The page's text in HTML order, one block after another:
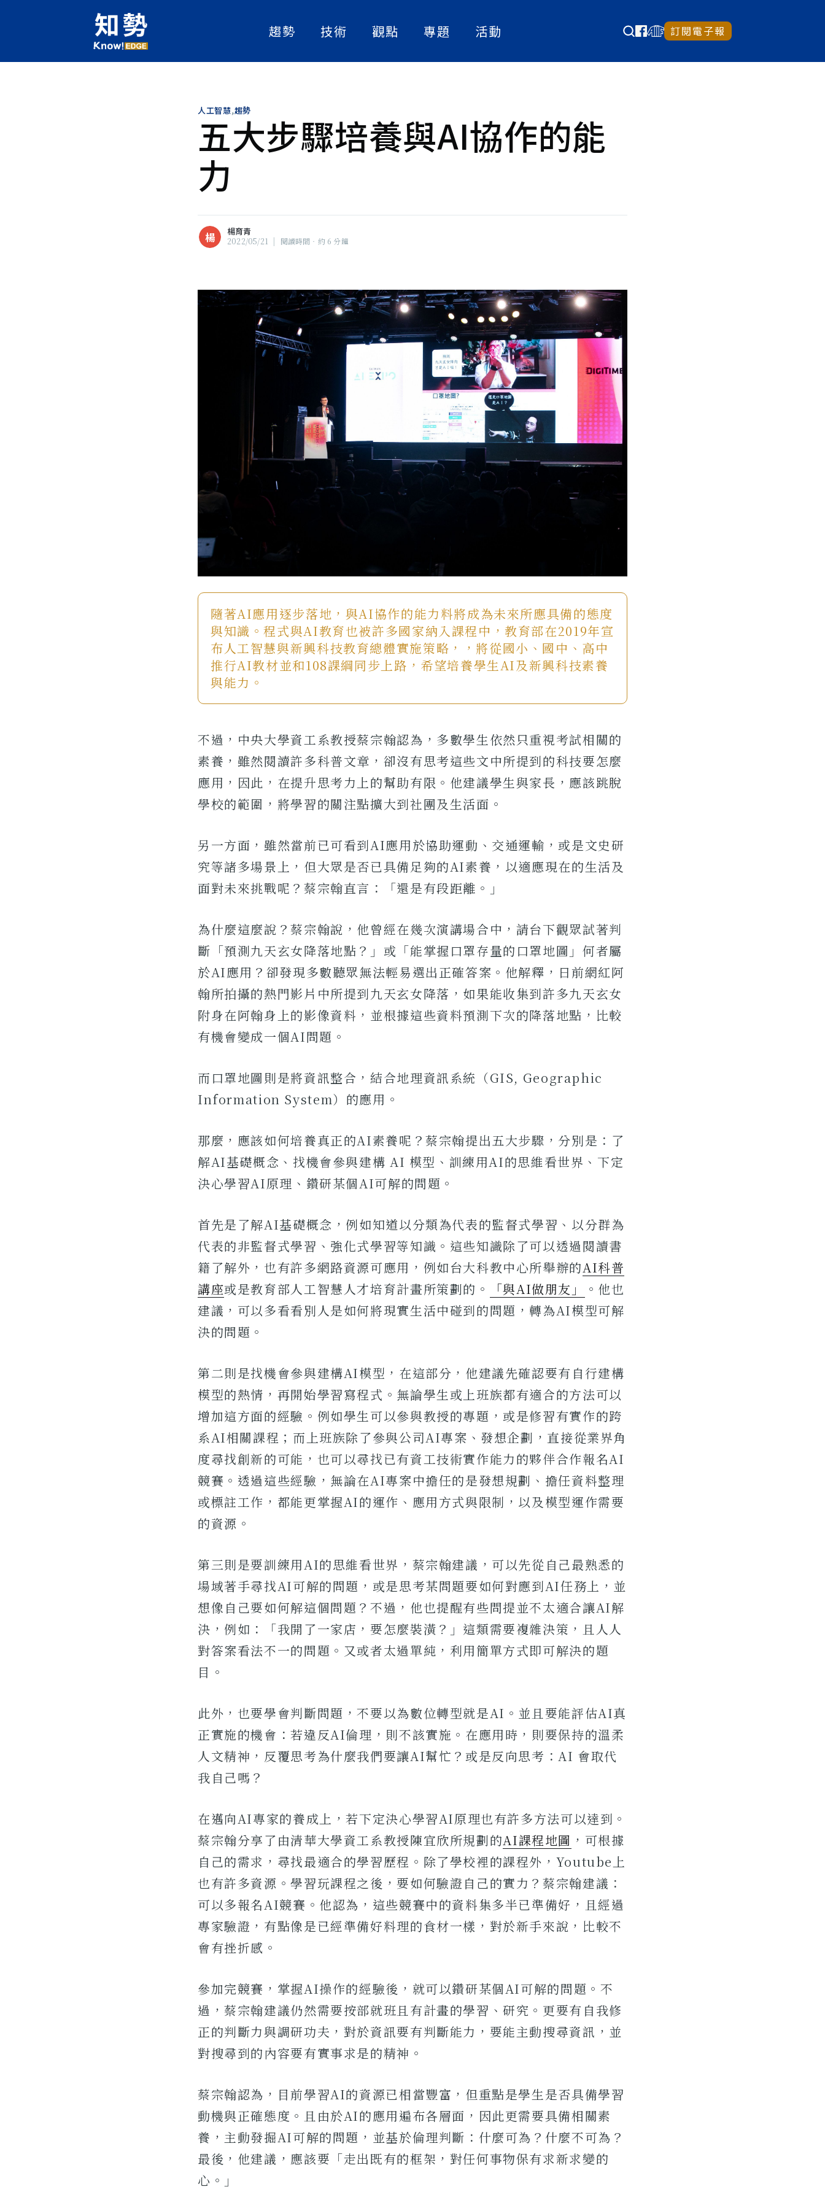
趨勢
人工智慧
技術
實作解析
觀點
人物訪談
策略觀點
NExT Forum
專題 活動 訂閱電子報
人工智慧,趨勢
五大步驟培養與AI協作的能
力
現任人工智慧科技基金會《知勢》副總編
輯，關注科技發展對人類的影響，也關心台
灣產業面對數位變革時，所面臨的挑戰與克
服要點。喜歡文學，欣賞跨域碰撞的火花。
楊 楊育青
2022/05/21 | 閱讀時間‧約 6 分鐘
隨著AI應用逐步落地，與AI協作的能力料將成為未來所應具備的態度
與知識。程式與AI教育也被許多國家納入課程中，教育部在2019年宣
布人工智慧與新興科技教育總體實施策略，，將從國小、國中、高中
推行AI教材並和108課綱同步上路，希望培養學生AI及新興科技素養
與能力。
不過，中央大學資工系教授蔡宗翰認為，多數學生依然只重視考試相關的
素養，雖然閱讀許多科普文章，卻沒有思考這些文中所提到的科技要怎麼
應用，因此，在提升思考力上的幫助有限。他建議學生與家長，應該跳脫
學校的範圍，將學習的關注點擴大到社團及生活面。
另一方面，雖然當前已可看到AI應用於協助運動、交通運輸，或是文史研
究等諸多場景上，但大眾是否已具備足夠的AI素養，以適應現在的生活及
面對未來挑戰呢？蔡宗翰直言：「還是有段距離。」
為什麼這麼說？蔡宗翰說，他曾經在幾次演講場合中，請台下觀眾試著判
斷「預測九天玄女降落地點？」或「能掌握口罩存量的口罩地圖」何者屬
於AI應用？卻發現多數聽眾無法輕易選出正確答案。他解釋，日前網紅阿
翰所拍攝的熱門影片中所提到九天玄女降落，如果能收集到許多九天玄女
附身在阿翰身上的影像資料，並根據這些資料預測下次的降落地點，比較
有機會變成一個AI問題。
而口罩地圖則是將資訊整合，結合地理資訊系統（GIS, Geographic
Information System）的應用。
那麼，應該如何培養真正的AI素養呢？蔡宗翰提出五大步驟，分別是：了
解AI基礎概念、找機會參與建構 AI 模型、訓練用AI的思維看世界、下定
決心學習AI原理、鑽研某個AI可解的問題。
首先是了解AI基礎概念，例如知道以分類為代表的監督式學習、以分群為
代表的非監督式學習、強化式學習等知識。這些知識除了可以透過閱讀書
籍了解外，也有許多網路資源可應用，例如台大科教中心所舉辦的AI科普
講座或是教育部人工智慧人才培育計畫所策劃的。 「與AI做朋友」
。他也
建議，可以多看看別人是如何將現實生活中碰到的問題，轉為AI模型可解
決的問題。
第二則是找機會參與建構AI模型，在這部分，他建議先確認要有自行建構
模型的熱情，再開始學習寫程式。無論學生或上班族都有適合的方法可以
增加這方面的經驗。例如學生可以參與教授的專題，或是修習有實作的跨
系AI相關課程；而上班族除了參與公司AI專案、發想企劃，直接從業界角
度尋找創新的可能，也可以尋找已有資工技術實作能力的夥伴合作報名AI
競賽。透過這些經驗，無論在AI專案中擔任的是發想規劃、擔任資料整理
或標註工作，都能更掌握AI的運作、應用方式與限制，以及模型運作需要
的資源。
第三則是要訓練用AI的思維看世界，蔡宗翰建議，可以先從自己最熟悉的
場域著手尋找AI可解的問題，或是思考某問題要如何對應到AI任務上，並
想像自己要如何解這個問題？不過，他也提醒有些問提並不太適合讓AI解
決，例如：「我開了一家店，要怎麼裝潢？」這類需要複雜決策，且人人
對答案看法不一的問題。又或者太過單純，利用簡單方式即可解決的題
目。
此外，也要學會判斷問題，不要以為數位轉型就是AI。並且要能評估AI真
正實施的機會：若違反AI倫理，則不該實施。在應用時，則要保持的溫柔
人文精神，反覆思考為什麼我們要讓AI幫忙？或是反向思考：AI 會取代
我自己嗎？
在邁向AI專家的養成上，若下定決心學習AI原理也有許多方法可以達到。
蔡宗翰分享了由清華大學資工系教授陳宜欣所規劃的AI課程地圖 ，可根據
自己的需求，尋找最適合的學習歷程。除了學校裡的課程外，Youtube上
也有許多資源。學習玩課程之後，要如何驗證自己的實力？蔡宗翰建議：
可以多報名AI競賽。他認為，這些競賽中的資料集多半已準備好，且經過
專家驗證，有點像是已經準備好料理的食材一樣，對於新手來說，比較不
會有挫折感。
參加完競賽，掌握AI操作的經驗後，就可以鑽研某個AI可解的問題。不
過，蔡宗翰建議仍然需要按部就班且有計畫的學習、研究。更要有自我修
正的判斷力與調研功夫，對於資訊要有判斷能力，要能主動搜尋資訊，並
對搜尋到的內容要有實事求是的精神。
蔡宗翰認為，目前學習AI的資源已相當豐富，但重點是學生是否具備學習
動機與正確態度。且由於AI的應用遍布各層面，因此更需要具備相關素
養，主動發掘AI可解的問題，並基於倫理判斷：什麼可為？什麼不可為？
最後，他建議，應該要「走出既有的框架，對任何事物保有求新求變的
心。」